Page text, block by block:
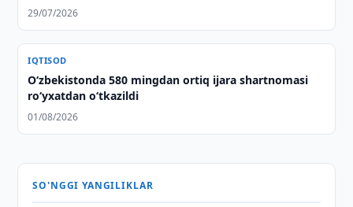
29/07/2026
IQTISOD
O‘zbekistonda 580 mingdan ortiq ijara shartnomasi
ro‘yxatdan o‘tkazildi
01/08/2026
SO'NGGI YANGILIKLAR